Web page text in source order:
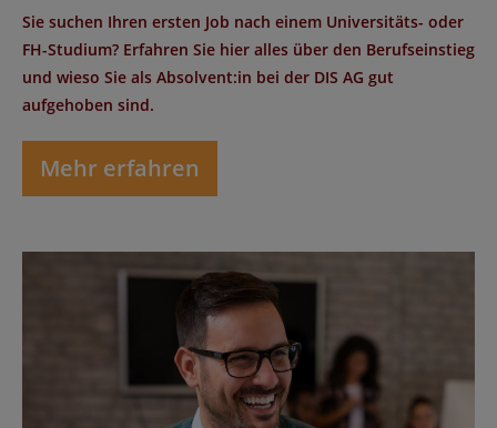
Sie suchen Ihren ersten Job nach einem Universitäts- oder
FH-Studium? Erfahren Sie hier alles über den Berufseinstieg
und wieso Sie als Absolvent:in bei der DIS AG gut
aufgehoben sind.
Mehr erfahren